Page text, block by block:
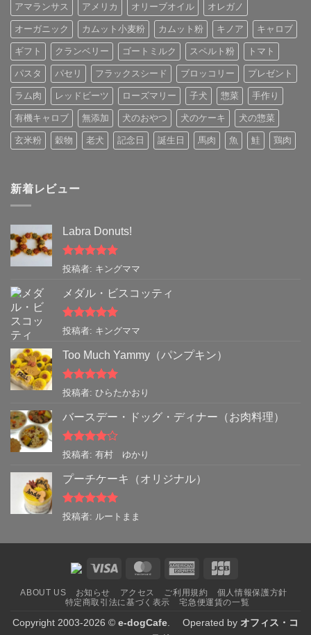
アマランサス アメリカ オリーブオイル オレガノ
オーガニック カムット小麦粉 カムット粉 キノア キャロブ
ギフト クランベリー ゴートミルク スペルト粉 トマト
パスタ パセリ フラックスシード ブロッコリー プレゼント
ラム肉 レッドビーツ ローズマリー 子犬 惣菜 手作り
有機キャロブ 無添加 犬のおやつ 犬のケーキ 犬の惣菜
玄米粉 穀物 老犬 記念日 誕生日 馬肉 魚 鮭 鶏肉
新着レビュー
Labra Donuts!
5段階中5の
投稿者: キングママ
メダル・ビスコッティ
5段階中5の
投稿者: キングママ
Too Much Yammy（パンプキン）
5段階中5の
投稿者: ひらたかおり
バースデー・ドッグ・ディナー（お肉料理）
5段階中4
投稿者: 有村 ゆかり
プーチケーキ（オリジナル）
5段階中5の
投稿者: ルートまま
Visa MasterCardAmerican
ABOUT US お知らせ アクセス ご利用規約
個人情報保護方針
特定商取引法に基づく表示
宅急便運賃の一覧
Copyright 2003-2026 © e-dogCafe. Operated by オフィス・コ